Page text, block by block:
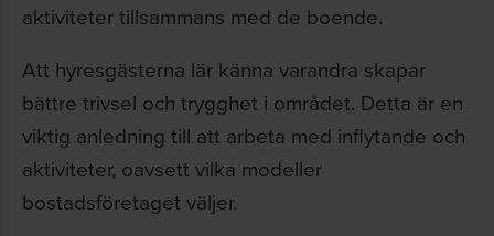
aktiviteter tillsammans med de boende.
Att hyresgästerna lär känna varandra skapar
bättre trivsel och trygghet i området. Detta är en
viktig anledning till att arbeta med inflytande och
aktiviteter, oavsett vilka modeller
bostadsföretaget väljer.